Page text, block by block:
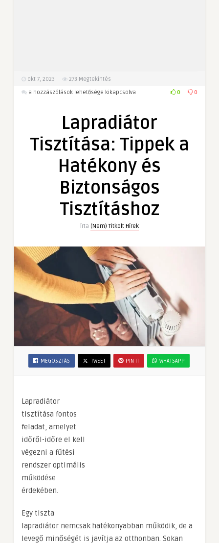
okt 7, 2023 273 Megtekintés
Lapradiátor
Hatékony
a hozzászólások lehetősége kikapcsolva 0 0
Lapradiátor
Tisztítása: Tippek a
Hatékony és
Biztonságos
Tisztításhoz
Írta (Nem) Titkolt Hírek
MEGOSZTÁS TWEET PIN IT WHATSAPP
Lapradiátor
tisztítása fontos
feladat, amelyet
időről-időre el kell
végezni a fűtési
rendszer optimális
működése
érdekében.
Egy tiszta
lapradiátor nemcsak hatékonyabban működik, de a
levegő minőségét is javítja az otthonban. Sokan